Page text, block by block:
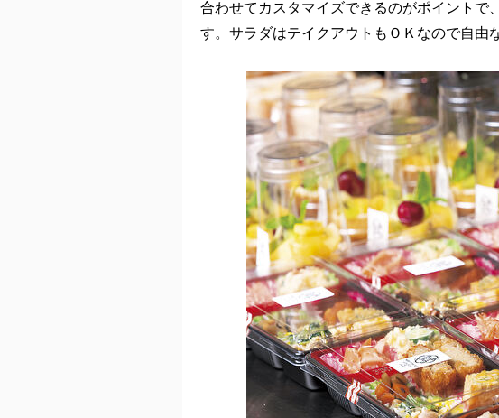
合わせてカスタマイズできるのがポイントで
す。サラダはテイクアウトもＯＫなので自由